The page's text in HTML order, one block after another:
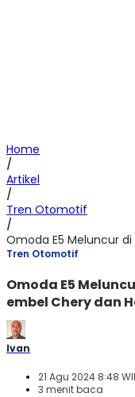
Home
/
Artikel
/
Tren Otomotif
/
Tren Otomotif
Omoda E5
embel Chery dan
Ivan
21 Agu 2024 8:48
3 menit baca